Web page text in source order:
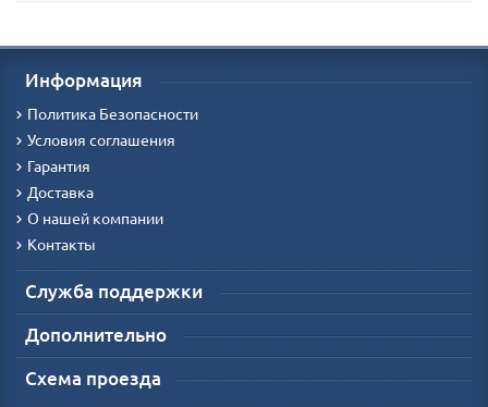
Информация
Политика Безопасности
Условия соглашения
Гарантия
Доставка
О нашей компании
Контакты
Служба поддержки
Дополнительно
Схема проезда